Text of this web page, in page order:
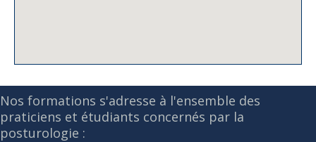
Nos formations s'adresse à l'ensemble des
praticiens et étudiants concernés par la
posturologie :